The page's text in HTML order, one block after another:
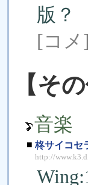
版？
[コメ]
【そ
音楽
■ 柊サイコセ
http://